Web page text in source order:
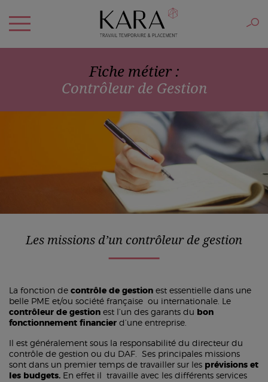
Fiche métier :
Contrôleur de Gestion
Les missions d’un contrôleur de gestion
La fonction de contrôle de gestion est essentielle dans une
belle PME et/ou société française ou internationale. Le
contrôleur de gestion est l’un des garants du bon
fonctionnement financier d’une entreprise.
Il est généralement sous la responsabilité du directeur du
contrôle de gestion ou du DAF. Ses principales missions
sont dans un premier temps de travailler sur les prévisions et
les budgets. En effet il travaille avec les différents services